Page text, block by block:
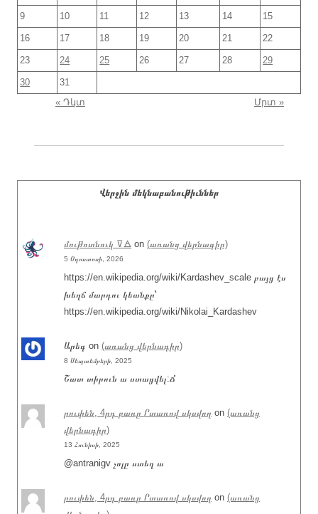
9 10 11 12 13 14 15
16 17 18 19 20 21 22
23 24 25 26 27 28 29
30
31
« Դկտ
Մրտ »
Վերջին մեկնաբանութիւններ
մութոտնուկ ⊽🜁 on (առանց վերնագիր)
5 Օգոստոսի, 2026
https://en.wikipedia.org/wiki/Kardashev_scale բայց էս
խեղճ մարդու կեանքը՝
https://en.wikipedia.org/wiki/Nikolai_Kardashev
Արեգ on (առանց վերնագիր)
8 Սեպտեմբերի, 2025
Շատ տիրուն ա ստացվել:Ճ
րուփեն, 4րդ բառը Րտառով սկսվող on (առանց
վերնագիր)
13 Հունիսի, 2025
@antranigv չոլը ստեղ ա
րուփեն, 4րդ բառը Րտառով սկսվող on (առանց